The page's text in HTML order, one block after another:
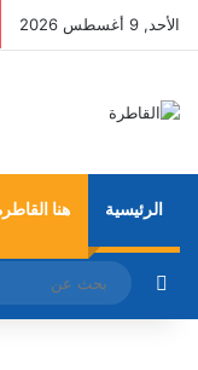
الأحد, 9 أغسطس 2026
الرئيسية هنا
مقال عشوائي